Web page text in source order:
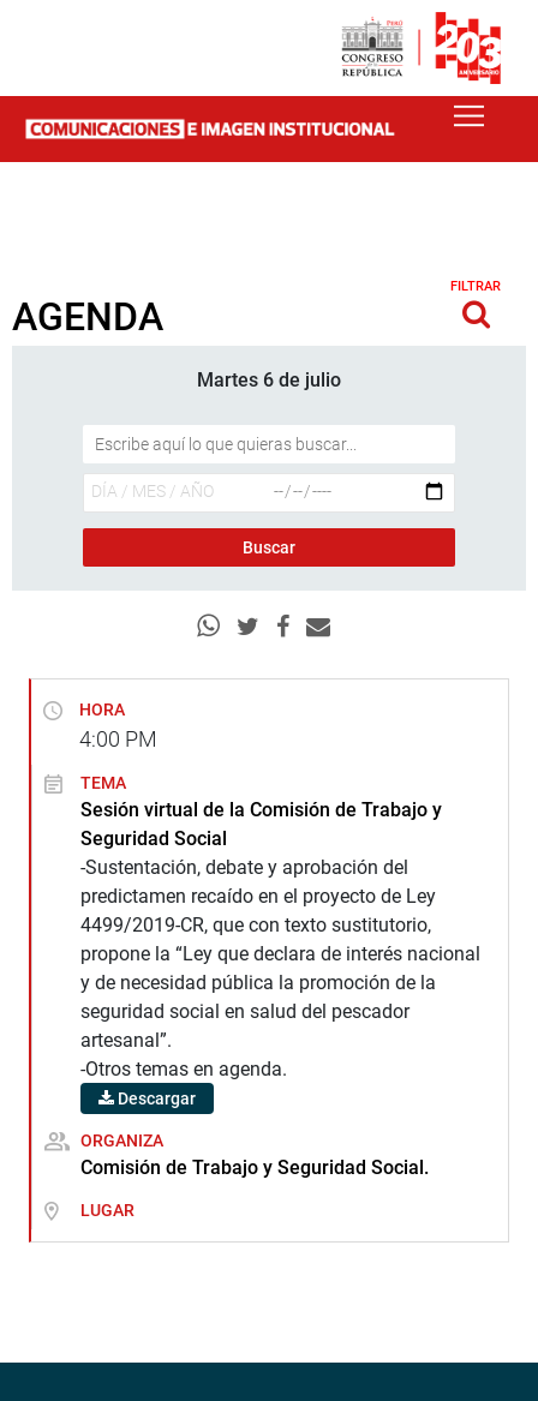
AGENDA
FILTRAR
Martes 6 de julio
HORA
4:00 PM
TEMA
Sesión virtual de la Comisión de Trabajo y
Seguridad Social
-Sustentación, debate y aprobación del
predictamen recaído en el proyecto de Ley
4499/2019-CR, que con texto sustitutorio,
propone la “Ley que declara de interés nacional
y de necesidad pública la promoción de la
seguridad social en salud del pescador
artesanal”.
-Otros temas en agenda.
Descargar
ORGANIZA
Comisión de Trabajo y Seguridad Social.
LUGAR